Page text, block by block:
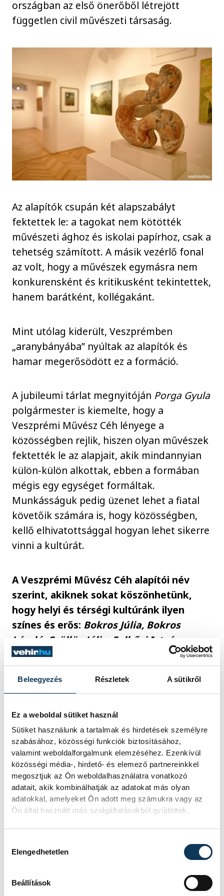
Beleegyezés Részletek A sütikről
Ez a weboldal sütiket használ
Sütiket használunk a tartalmak és hirdetések személyre
szabásához, közösségi funkciók biztosításához,
valamint weboldalforgalmunk elemzéséhez. Ezenkívül
közösségi média-, hirdető- és elemező partnereinkkel
megosztjuk az Ön weboldalhasználatra vonatkozó
adatait, akik kombinálhatják az adatokat más olyan
adatokkal, amelyeket Ön adott meg számukra vagy az
Ön által használt más szolgáltatásokból gyűjtöttek.
Elengedhetetlen
Beállítások
országban az első önerőből létrejött
független civil művészeti társaság.
Az alapítók csupán két alapszabályt
fektettek le: a tagokat nem kötötték
művészeti ághoz és iskolai papírhoz, csak a
tehetség számított. A másik vezérlő fonal
az volt, hogy a művészek egymásra nem
konkurensként és kritikusként tekintettek,
hanem barátként, kollégakánt.
Mint utólag kiderült, Veszprémben
„aranybányába” nyúltak az alapítók és
hamar megerősödött ez a formáció.
A jubileumi tárlat megnyitóján Porga Gyula
polgármester is kiemelte, hogy a
Veszprémi Művész Céh lényege a
közösségben rejlik, hiszen olyan művészek
fektették le az alapjait, akik mindannyian
külön-külön alkottak, ebben a formában
mégis egy egységet formáltak.
Munkásságuk pedig üzenet lehet a fiatal
követőik számára is, hogy közösségben,
kellő elhivatottsággal hogyan lehet sikerre
vinni a kultúrát.
A Veszprémi Művész Céh alapítói név
szerint, akiknek sokat köszönhetünk,
hogy helyi és térségi kultúránk ilyen
színes és erős: Bokros Júlia, Bokros
László, Csüllög Júlia, Felhősi István,
Hegyeshalmi László, Horváth Lajos, Tisza
Kalmár György, Korényi Dalma, Král Éva,
Olasz Miklós, Raffay Béla, Somogyi